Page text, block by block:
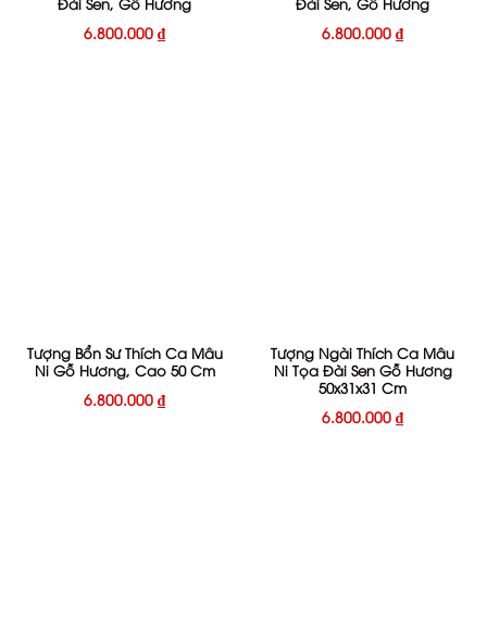
6.800.000 ₫ 6.800.000 ₫
Tượng Bổn Sư Thích Ca Mâu
Ni Gỗ Hương, Cao 50 Cm
6.800.000 ₫
Tượng Ngài Thích Ca Mâu
Ni Tọa Đài Sen Gỗ Hương
50x31x31 Cm
6.800.000 ₫